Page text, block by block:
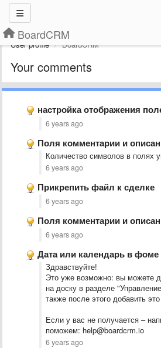
BoardCRM
User profile BoardCRM
Your comments
настройка отображения
6 years ago
Поля комментарии и
Количество символов в полях
6 years ago
Прикрепить файл к сделке
6 years ago
Поля комментарии и
6 years ago
Дата или календарь в фоме
Здравствуйте!
Это уже возможно: вы можете
на доску в разделе
также после этого добавить
Если у вас не получается –
поможем: help@boardcrm.io
6 years ago